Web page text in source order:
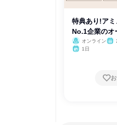
特典あり!ア
No.1企業のオ
オンライン
1日